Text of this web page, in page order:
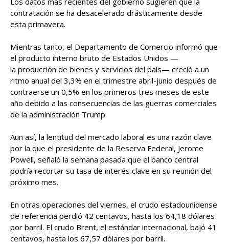
contratación se ha desacelerado drásticamente desde
esta primavera.
Mientras tanto, el Departamento de Comercio informó que
el producto interno bruto de Estados Unidos —
la producción de bienes y servicios del país— creció a un
ritmo anual del 3,3% en el trimestre abril-junio después de
contraerse un 0,5% en los primeros tres meses de este
año debido a las consecuencias de las guerras comerciales
de la administración Trump.
Aun así, la lentitud del mercado laboral es una razón clave
por la que el presidente de la Reserva Federal, Jerome
Powell, señaló la semana pasada que el banco central
podría recortar su tasa de interés clave en su reunión del
próximo mes.
En otras operaciones del viernes, el crudo estadounidense
de referencia perdió 42 centavos, hasta los 64,18 dólares
por barril. El crudo Brent, el estándar internacional, bajó 41
centavos, hasta los 67,57 dólares por barril.